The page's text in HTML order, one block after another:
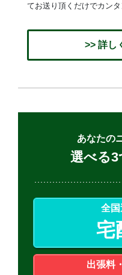
てお送り頂くだけでカン
>> 詳し
あなたの
選べる3
全国
宅
出張料